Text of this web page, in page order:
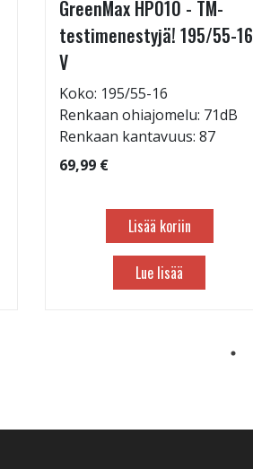
GreenMax HP010 - TM-
testimenestyjä! 195/55-16
V
Koko: 195/55-16
Renkaan ohiajomelu: 71dB
Renkaan kantavuus: 87
69,99 €
Lisää koriin
Lue lisää